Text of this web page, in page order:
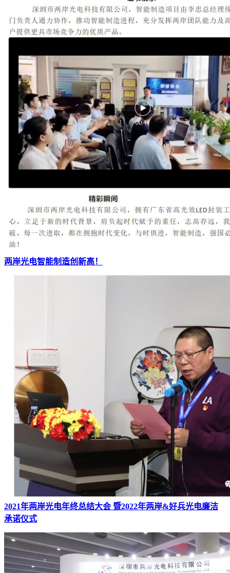
两岸光电智能制造创新高！
2021年两岸光电年终总结大会 暨2022年两岸&好兵光电廉洁
承诺仪式